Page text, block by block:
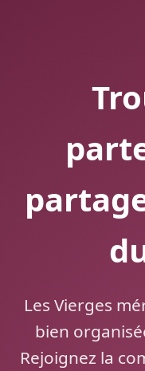
Les Vierges
bien
Rejoignez la